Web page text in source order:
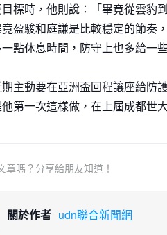
標時，他則說：「畢竟從雲豹
盈駿和庭謙是比較穩定的節奏
點休息時間，防守上也多給一
主動要在亞洲盃回程讓座給防
第一次這樣做，在上屆成都世
章嗎？分享給朋友知道！
關於作者 udn聯合新聞網